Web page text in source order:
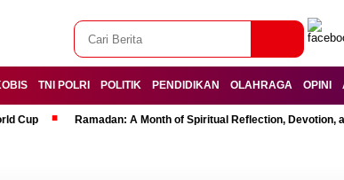
TNI POLRI POLITIK PENDIDIKAN OLAHRAGA OPINI
Cup Ramadan: A Month of Spiritual Reflection, Devotion,